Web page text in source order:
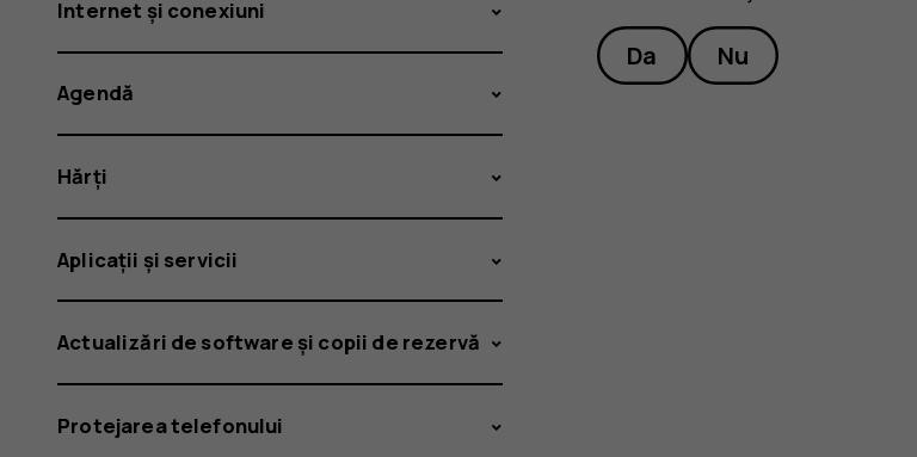
Da Nu
Internet și conexiuni
Agendă
Hărți
Aplicații și servicii
Actualizări de software și copii de rezervă
Protejarea telefonului